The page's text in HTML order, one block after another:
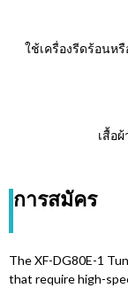
ใช้เครื่องรีดร้อนห
เสื้อ
การสมัคร
The XF-DG80E-1
that require high-